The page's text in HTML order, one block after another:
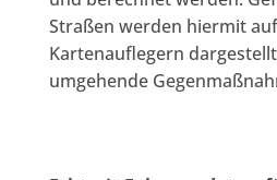
Straßen werden hiermit
Kartenauflegern
umgehende